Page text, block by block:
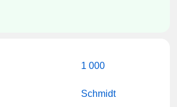
1 000
Schmidt